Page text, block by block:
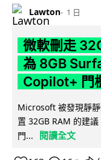
Lawton 1 日
微軟刪走
為 8GB
Copilot+ 門
Microsoft 被發現靜
置 32GB RAM 的建
門...
閱讀全文